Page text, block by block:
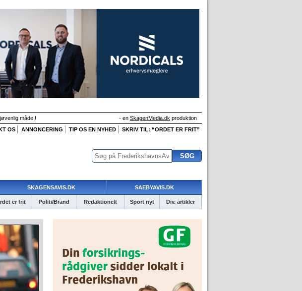
måde ! - en SkagenMedia.dk produktion
OS
ANNONCERING TIP OS EN NYHED SKRIV TIL: “ORDET ER FRIT”
SKAGENSAVIS.DK SAEBYAVIS.DK
er frit Politi/Brand Redaktionelt Sport nyt Div. artikler